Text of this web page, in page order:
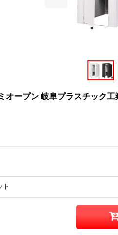
オープン 岐阜プラスチック工
ト